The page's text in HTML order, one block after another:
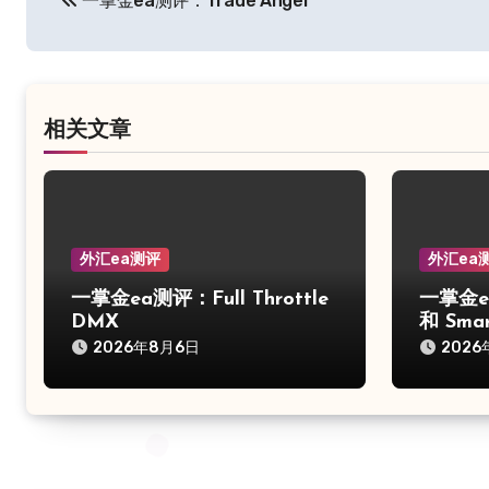
导
相关文章
外汇ea测评
一掌金ea测评：Full Throttle
DMX
2026年8月6日
外汇ea
一掌金
和
2026